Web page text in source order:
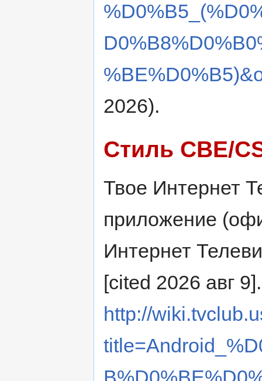
2026).
Стиль CBE/
Твое Интернет
приложение
Интернет
[cited 2026 авг
http://